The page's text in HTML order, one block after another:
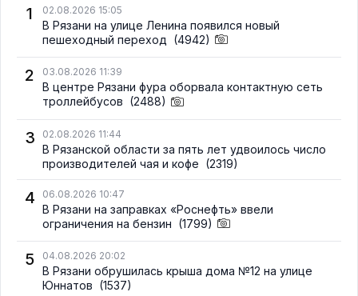
1
02.08.2026 15:05
В Рязани на улице Ленина появился новый
пешеходный переход (4942)
2 03.08.2026 11:39
В центре Рязани фура оборвала контактную сеть
троллейбусов (2488)
3 02.08.2026 11:44
В Рязанской области за пять лет удвоилось число
производителей чая и кофе (2319)
4 06.08.2026 10:47
В Рязани на заправках «Роснефть» ввели
ограничения на бензин (1799)
5 04.08.2026 20:02
В Рязани обрушилась крыша дома №12 на улице
Юннатов (1537)